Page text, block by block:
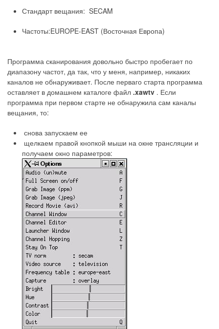
Стандарт вещания: SECAM
Частоты:EUROPE-EAST (Восточная Европа)
Программа сканирования довольно быстро пробегает по
диапазону частот, да так, что у меня, например, никаких
каналов не обнаруживает. После перваго старта программа
оставляет в домашнем каталоге файл .xawtv . Если
программа при первом старте не обнаружила сам каналы
вещания, то:
снова запускаем ее
щелкаем правой кнопкой мыши на окне трансляции и
получаем окно параметров: